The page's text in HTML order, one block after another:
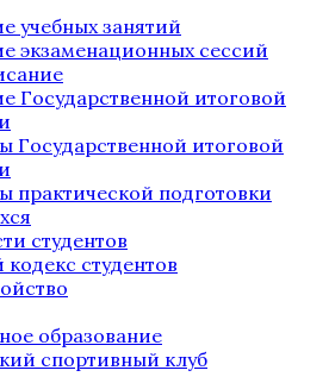
учебных занятий
экзаменационных сессий
Государственной итоговой
Государственной итоговой
практической подготовки
студентов
студентов
образование
спортивный клуб